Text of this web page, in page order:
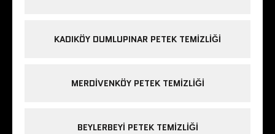
KADIKÖY DUMLUPINAR PETEK TEMIZLIĞI
MERDIVENKÖY PETEK TEMIZLIĞI
BEYLERBEYI PETEK TEMIZLIĞI